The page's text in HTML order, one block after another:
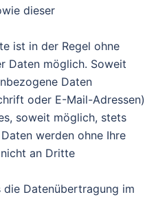
dieser
ist in der Regel ohne
Daten möglich. Soweit
Daten
oder E-Mail-Adressen)
soweit möglich, stets
werden ohne Ihre
an Dritte
die Datenübertragung im